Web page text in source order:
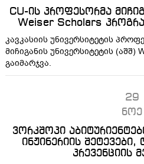
CU-ის პროფესორმა
Weiser Scholars
კავკასიის უნივერსიტეტის
მიჩიგანის უნივერსიტეტის (აშშ)
გაიმარჯვა.
29
ნოე
ვორკშოპი
ინჟინერიის შეტევები,
პრევენციის